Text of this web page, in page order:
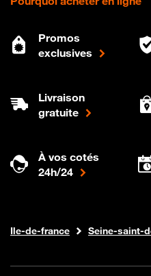
Promos
exclusives
Livraison
gratuite
À vos cotés
24h/24
Boutique Orange
Internet fibre
Ile-de-france Seine-saint-